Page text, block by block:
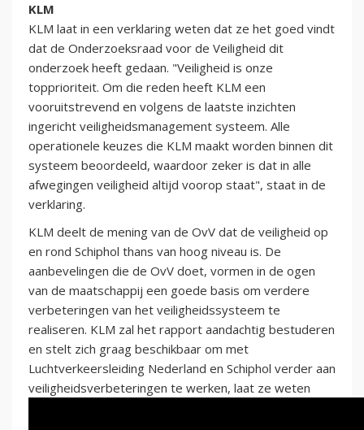
KLM
KLM laat in een verklaring weten dat ze het goed vindt
dat de Onderzoeksraad voor de Veiligheid dit
onderzoek heeft gedaan. "Veiligheid is onze
topprioriteit. Om die reden heeft KLM een
vooruitstrevend en volgens de laatste inzichten
ingericht veiligheidsmanagement systeem. Alle
operationele keuzes die KLM maakt worden binnen dit
systeem beoordeeld, waardoor zeker is dat in alle
afwegingen veiligheid altijd voorop staat", staat in de
verklaring.
KLM deelt de mening van de OvV dat de veiligheid op
en rond Schiphol thans van hoog niveau is. De
aanbevelingen die de OvV doet, vormen in de ogen
van de maatschappij een goede basis om verdere
verbeteringen van het veiligheidssysteem te
realiseren. KLM zal het rapport aandachtig bestuderen
en stelt zich graag beschikbaar om met
Luchtverkeersleiding Nederland en Schiphol verder aan
veiligheidsverbeteringen te werken, laat ze weten